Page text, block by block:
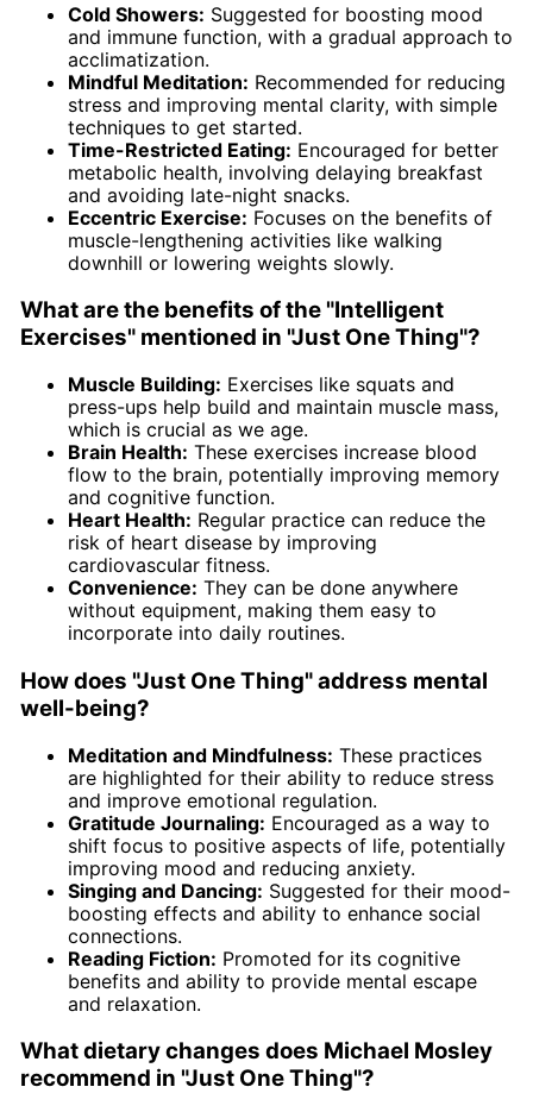
Cold Showers: Suggested for boosting mood
and immune function, with a gradual approach to
acclimatization.
Mindful Meditation: Recommended for reducing
stress and improving mental clarity, with simple
techniques to get started.
Time-Restricted Eating: Encouraged for better
metabolic health, involving delaying breakfast
and avoiding late-night snacks.
Eccentric Exercise: Focuses on the benefits of
muscle-lengthening activities like walking
downhill or lowering weights slowly.
What are the benefits of the "Intelligent
Exercises" mentioned in "Just One Thing"?
Muscle Building: Exercises like squats and
press-ups help build and maintain muscle mass,
which is crucial as we age.
Brain Health: These exercises increase blood
flow to the brain, potentially improving memory
and cognitive function.
Heart Health: Regular practice can reduce the
risk of heart disease by improving
cardiovascular fitness.
Convenience: They can be done anywhere
without equipment, making them easy to
incorporate into daily routines.
How does "Just One Thing" address mental
well-being?
Meditation and Mindfulness: These practices
are highlighted for their ability to reduce stress
and improve emotional regulation.
Gratitude Journaling: Encouraged as a way to
shift focus to positive aspects of life, potentially
improving mood and reducing anxiety.
Singing and Dancing: Suggested for their mood-
boosting effects and ability to enhance social
connections.
Reading Fiction: Promoted for its cognitive
benefits and ability to provide mental escape
and relaxation.
What dietary changes does Michael Mosley
recommend in "Just One Thing"?